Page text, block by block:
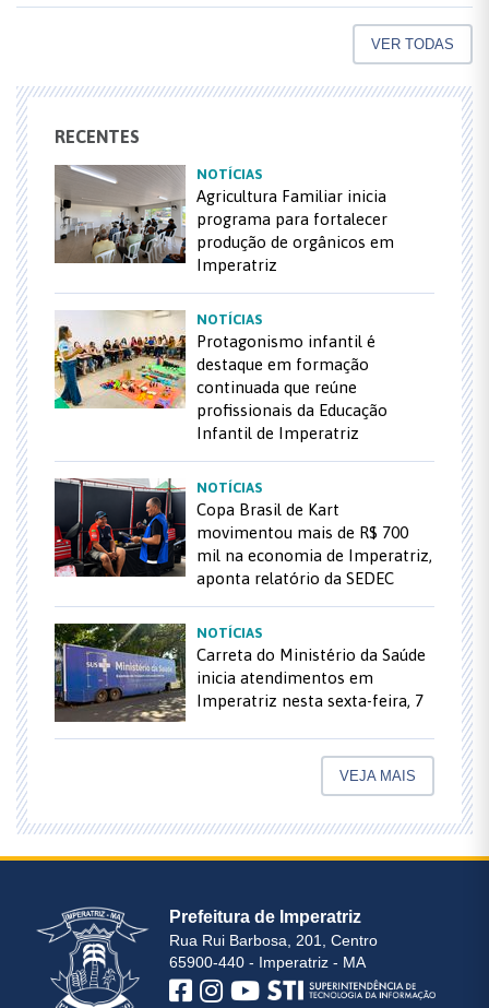
VER TODAS
RECENTES
NOTÍCIAS
Agricultura Familiar inicia
programa para fortalecer
produção de orgânicos em
Imperatriz
NOTÍCIAS
Protagonismo infantil é
destaque em formação
continuada que reúne
profissionais da Educação
Infantil de Imperatriz
NOTÍCIAS
Copa Brasil de Kart
movimentou mais de R$ 700
mil na economia de Imperatriz,
aponta relatório da SEDEC
NOTÍCIAS
Carreta do Ministério da Saúde
inicia atendimentos em
Imperatriz nesta sexta-feira, 7
VEJA MAIS
Prefeitura de Imperatriz
Rua Rui Barbosa, 201, Centro
65900-440 - Imperatriz - MA